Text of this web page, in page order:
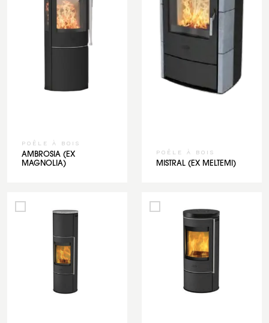
POÊLE À BOIS
AMBROSIA (EX
MAGNOLIA)
POÊLE À BOIS
MISTRAL (EX MELTEMI)